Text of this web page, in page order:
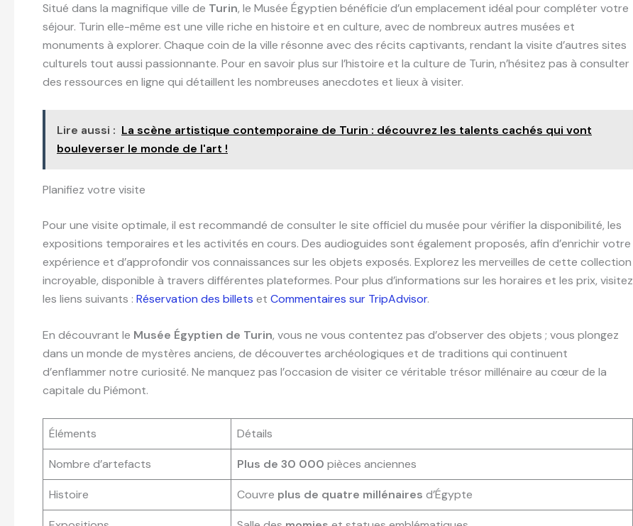
Situé dans la magnifique ville de Turin, le Musée Égyptien bénéficie d’un emplacement idéal pour compléter votre
séjour. Turin elle-même est une ville riche en histoire et en culture, avec de nombreux autres musées et
monuments à explorer. Chaque coin de la ville résonne avec des récits captivants, rendant la visite d’autres sites
culturels tout aussi passionnante. Pour en savoir plus sur l’histoire et la culture de Turin, n’hésitez pas à consulter
des ressources en ligne qui détaillent les nombreuses anecdotes et lieux à visiter.
Lire aussi : La scène artistique contemporaine de Turin : découvrez les talents cachés qui vont
bouleverser le monde de l'art !
Planifiez votre visite
Pour une visite optimale, il est recommandé de consulter le site officiel du musée pour vérifier la disponibilité, les
expositions temporaires et les activités en cours. Des audioguides sont également proposés, afin d’enrichir votre
expérience et d’approfondir vos connaissances sur les objets exposés. Explorez les merveilles de cette collection
incroyable, disponible à travers différentes plateformes. Pour plus d’informations sur les horaires et les prix, visitez
les liens suivants : Réservation des billets et Commentaires sur TripAdvisor.
En découvrant le Musée Égyptien de Turin, vous ne vous contentez pas d’observer des objets ; vous plongez
dans un monde de mystères anciens, de découvertes archéologiques et de traditions qui continuent
d’enflammer notre curiosité. Ne manquez pas l’occasion de visiter ce véritable trésor millénaire au cœur de la
capitale du Piémont.
Éléments Détails
Nombre d’artefacts Plus de 30 000 pièces anciennes
Histoire Couvre plus de quatre millénaires d’Égypte